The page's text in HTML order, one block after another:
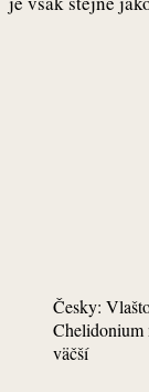
Česky:
Chelidonium
väčší